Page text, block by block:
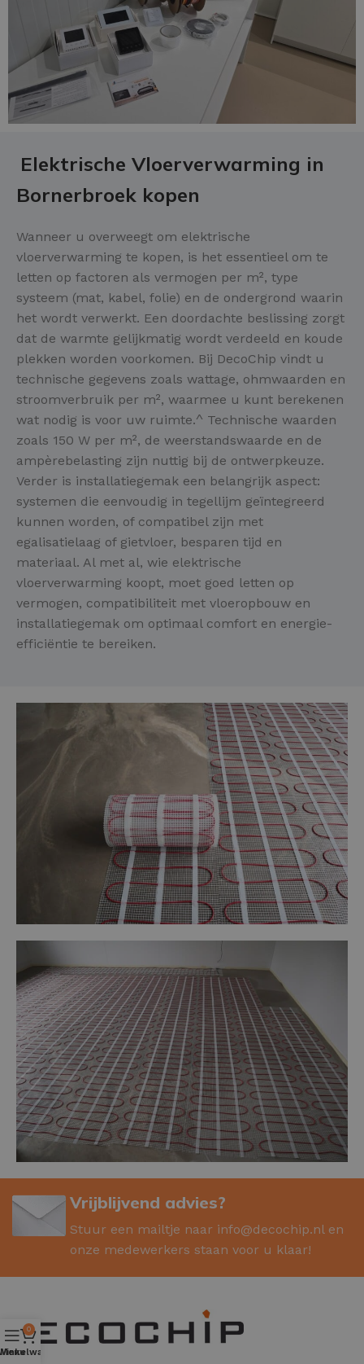
Elektrische Vloerverwarming in
Bornerbroek kopen
Wanneer u overweegt om elektrische
vloerverwarming te kopen, is het essentieel om te
letten op factoren als vermogen per m², type
systeem (mat, kabel, folie) en de ondergrond waarin
het wordt verwerkt. Een doordachte beslissing zorgt
dat de warmte gelijkmatig wordt verdeeld en koude
plekken worden voorkomen. Bij DecoChip vindt u
technische gegevens zoals wattage, ohmwaarden en
stroomverbruik per m², waarmee u kunt berekenen
wat nodig is voor uw ruimte.^ Technische waarden
zoals 150 W per m², de weerstandswaarde en de
ampèrebelasting zijn nuttig bij de ontwerpkeuze.
Verder is installatiegemak een belangrijk aspect:
systemen die eenvoudig in tegellijm geïntegreerd
kunnen worden, of compatibel zijn met
egalisatielaag of gietvloer, besparen tijd en
materiaal. Al met al, wie elektrische
vloerverwarming koopt, moet goed letten op
vermogen, compatibiliteit met vloeropbouw en
installatiegemak om optimaal comfort en energie-
efficiëntie te bereiken.
Vrijblijvend advies?
Stuur een mailtje naar info@decochip.nl en
onze medewerkers staan voor u klaar!
Menu
0